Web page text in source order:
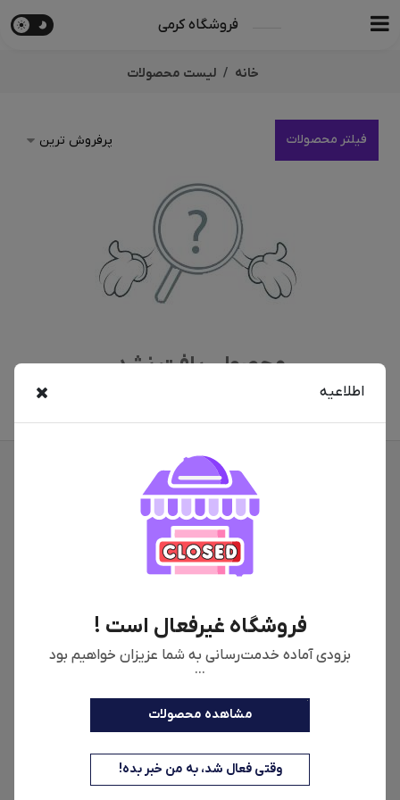
فروشگاه کرمی
اطلاعیه
فروشگاه غیرفعال است !
بزودی آماده خدمت‌رسانی به شما عزیزان خواهیم بود
...
مشاهده محصولات
وقتی فعال شد، به من خبر بده!
خانه لیست محصولات
فیلتر محصولات
محصولی یافت نشد
اطلاعات فروشگاه
شماره تماس
09907474707